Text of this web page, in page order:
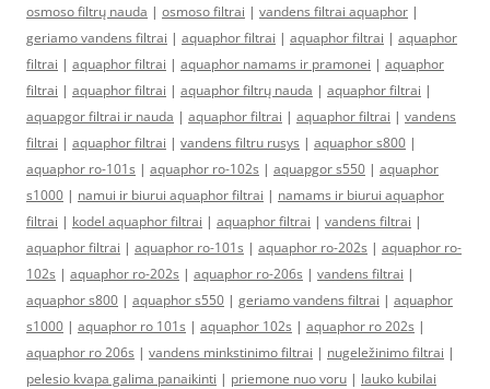
osmoso filtrų nauda | osmoso filtrai | vandens filtrai aquaphor |
geriamo vandens filtrai | aquaphor filtrai | aquaphor filtrai | aquaphor
filtrai | aquaphor filtrai | aquaphor namams ir pramonei | aquaphor
filtrai | aquaphor filtrai | aquaphor filtrų nauda | aquaphor filtrai |
aquapgor filtrai ir nauda | aquaphor filtrai | aquaphor filtrai | vandens
filtrai | aquaphor filtrai | vandens filtru rusys | aquaphor s800 |
aquaphor ro-101s | aquaphor ro-102s | aquapgor s550 | aquaphor
s1000 | namui ir biurui aquaphor filtrai | namams ir biurui aquaphor
filtrai | kodel aquaphor filtrai | aquaphor filtrai | vandens filtrai |
aquaphor filtrai | aquaphor ro-101s | aquaphor ro-202s | aquaphor ro-
102s | aquaphor ro-202s | aquaphor ro-206s | vandens filtrai |
aquaphor s800 | aquaphor s550 | geriamo vandens filtrai | aquaphor
s1000 | aquaphor ro 101s | aquaphor 102s | aquaphor ro 202s |
aquaphor ro 206s | vandens minkstinimo filtrai | nugeležinimo filtrai |
pelesio kvapa galima panaikinti | priemone nuo voru | lauko kubilai